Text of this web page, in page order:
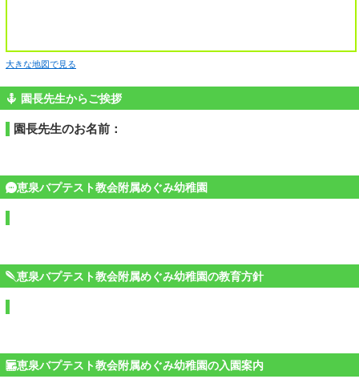
大きな地図で見る
園長先生からご挨拶
園長先生のお名前：
恵泉バプテスト教会附属めぐみ幼稚園
恵泉バプテスト教会附属めぐみ幼稚園の教育方針
恵泉バプテスト教会附属めぐみ幼稚園の入園案内